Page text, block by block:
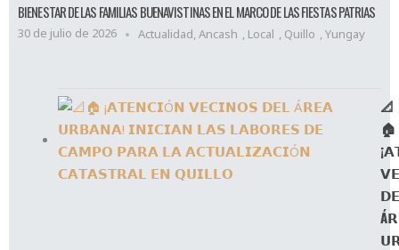
BIENESTAR DE LAS FAMILIAS BUENAVISTINAS EN EL MARCO DE LAS FIESTAS PATRIAS
30 de julio de 2026 Actualidad,Ancash , Local , Quillo ,Yungay
📐
🏠